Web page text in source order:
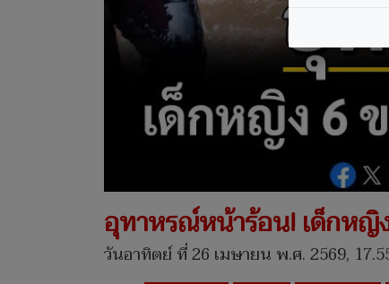
อุทาหรณ์หน้าร้อน! เด็กหญิ
วันอาทิตย์ ที่ 26 เมษายน พ.ศ. 2569,